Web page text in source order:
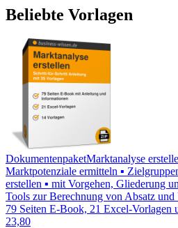
Beliebte Vorlagen
DokumentenpaketMarktanalyse
Marktpotenziale ermitteln ▪
erstellen ▪ mit Vorgehen, Gliederung
Tools zur Berechnung von Absatz und
79 Seiten E-Book, 21 Excel-Vorlagen
23,80